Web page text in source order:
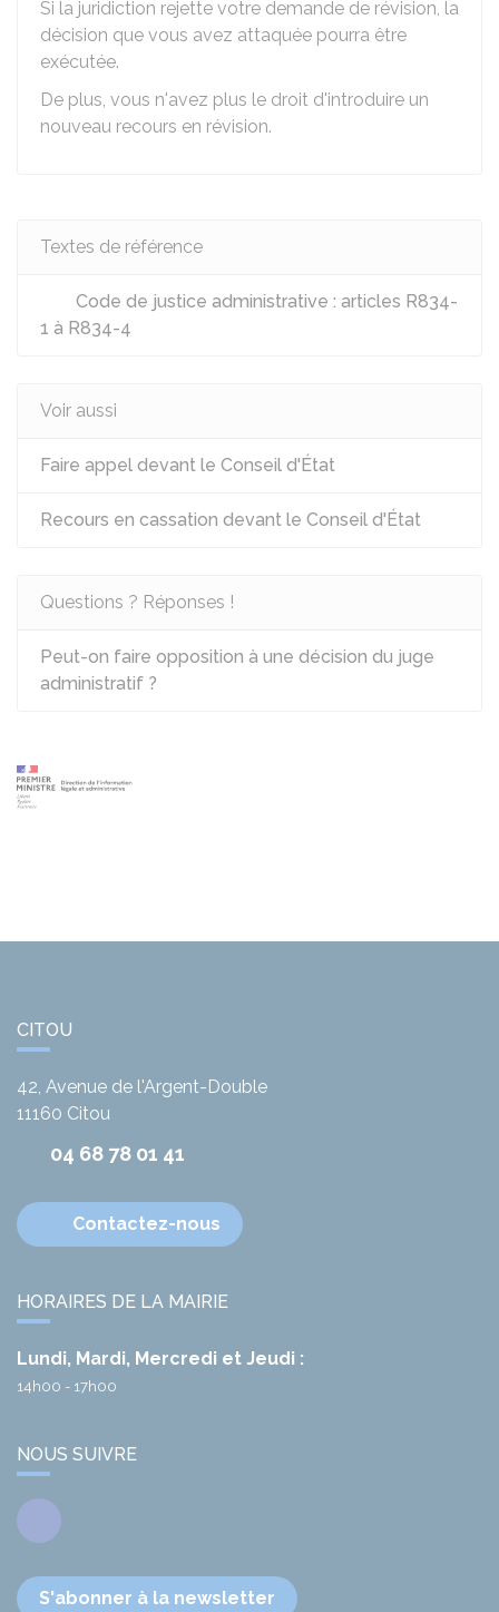
Si la juridiction rejette votre demande de révision, la
décision que vous avez attaquée pourra être
exécutée.
De plus, vous n'avez plus le droit d'introduire un
nouveau recours en révision.
Textes de référence
Code de justice administrative : articles R834-
1 à R834-4
Voir aussi
Faire appel devant le Conseil d'État
Recours en cassation devant le Conseil d'État
Questions ? Réponses !
Peut-on faire opposition à une décision du juge
administratif ?
CITOU
42, Avenue de l'Argent-Double
11160 Citou
04 68 78 01 41
Contactez-nous
HORAIRES DE LA MAIRIE
Lundi, Mardi, Mercredi et Jeudi :
14h00 - 17h00
NOUS SUIVRE
Facebook
S'abonner à la newsletter